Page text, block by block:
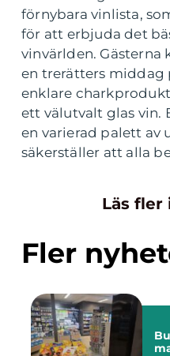
förnybara vinlista,
för att erbjuda det
vinvärlden. Gästerna
en trerätters middag
enklare
ett välutvalt glas vin.
en varierad palett av
säkerställer att alla
Läs fler
Fler
Butik